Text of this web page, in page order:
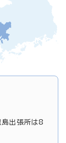
島出張所は8